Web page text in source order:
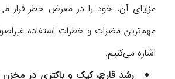
مزایای آن، خود را در معرض خطر قرار
مهم‌ترین مضرات و خطرات استفاده
اشاره می‌کنیم:
رشد قارچ، کپک و باکتری در مخزن